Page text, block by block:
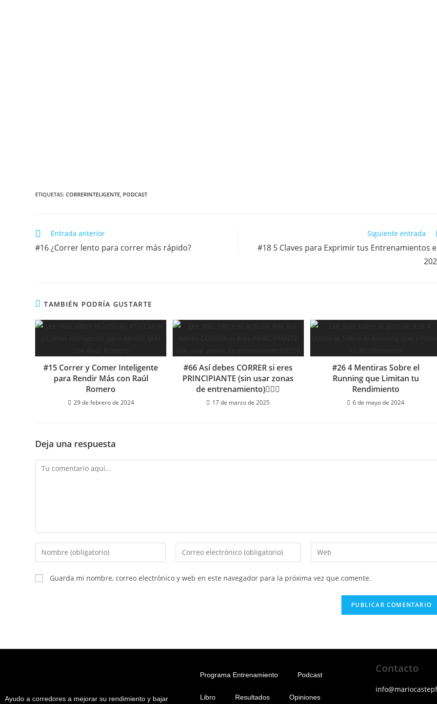
ETIQUETAS: CORRERINTELIGENTE PODCAST
Entrada anterior
#16 ¿Correr lento para correr más rápido?
Siguiente entrada
#18 5 Claves para Exprimir tus Entrenamientos
TAMBIÉN PODRÍA GUSTARTE
#15 Correr y Comer Inteligente
para Rendir Más con Raúl
Romero
29 de febrero de 2024
#66 Así debes CORRER si eres
PRINCIPIANTE (sin usar zonas
de entrenamiento)🏃‍♂️✅
17 de marzo de 2025
#26 4 Mentiras Sobre el
Running que Limitan tu
Rendimiento
6 de mayo de 2024
Deja una respuesta
Guarda mi nombre, correo electrónico y web en este navegador para la próxima vez que comente.
Ayudo a corredores a mejorar su rendimiento y bajar
Programa Entrenamiento Podcast
Libro Resultados Opiniones
Contacto